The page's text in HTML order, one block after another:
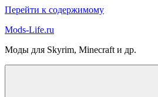
Перейти к содержимому
Mods-Life.ru
Моды для Skyrim, Minecraft и др.